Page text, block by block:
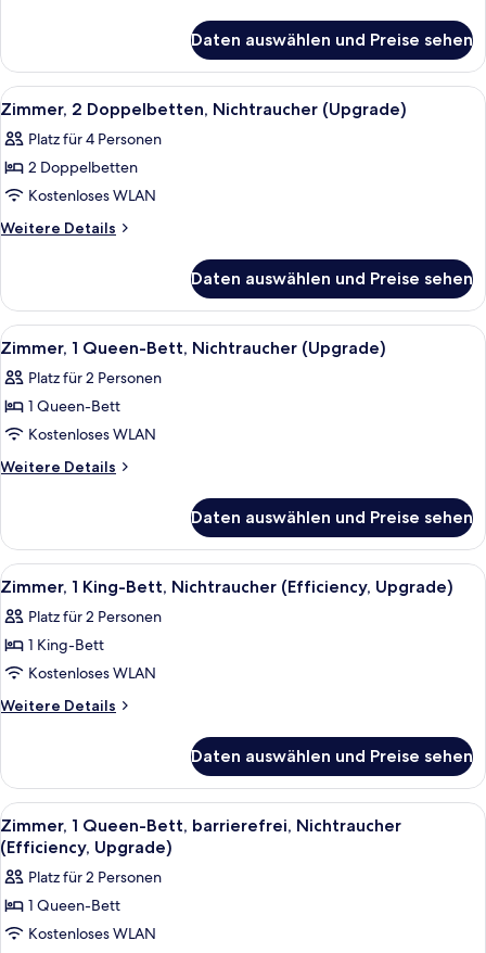
anzeigen
1
Queen-
Bett,
Daten auswählen und Preise sehen
Alle
Fotos
für
Zimmer,
2 Doppelbetten,
Nichtraucher
Ein Hotelzimmer mit zwei Betten,
8
Zimmer, 2 Doppelbetten, Nichtraucher (Upgrade)
Platz für 4 Personen
2 Doppelbetten
Kostenloses WLAN
Weitere Details
Weitere
2 Doppelbetten,
Nichtraucher
(Upgrade)
Daten auswählen und Preise sehen
Alle
Fotos
für
Zimmer,
1
Queen-
(Upgrade)
anzeigen
Zimmersafe, Schreibtisch,
7
Zimmer, 1 Queen-Bett, Nichtraucher (Upgrade)
Platz für 2 Personen
1 Queen-Bett
Kostenloses WLAN
Weitere Details
Weitere
1
Queen-
Bett,
(Upgrade)
Daten auswählen und Preise sehen
Alle
Fotos
für
Zimmer,
1 King-
Bett,
Upgrade)
anzeigen
Zimmersafe, Schreibtisch,
6
Zimmer, 1 King-Bett, Nichtraucher (Efficiency, Upgrade)
Platz für 2 Personen
1 King-Bett
Kostenloses WLAN
Weitere Details
Weitere
1 King-
Bett,
Nichtraucher
(Efficiency,
Upgrade)
Daten auswählen und Preise sehen
Alle
Fotos
für
Zimmer,
1
Queen-
Zimmersafe, Schreibtisch,
5
Zimmer, 1 Queen-Bett, barrierefrei, Nichtraucher
(Efficiency, Upgrade)
Platz für 2 Personen
1 Queen-Bett
Kostenloses WLAN